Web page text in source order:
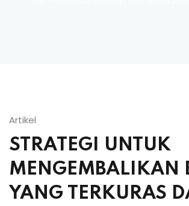
Artikel
STRATEGI UNTUK
MENGEMBALIKAN
YANG TERKURAS